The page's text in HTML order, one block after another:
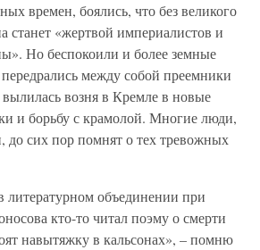
времен, боялись, что без великого
станет «жертвой империалистов и
Но беспокоили и более земные
между собой преемники
возня в Кремле в новые
и борьбу с крамолой. Многие люди,
до сих пор помнят о тех тревожных
литературном объединении при
кто-то читал поэму о смерти
навытяжку в кальсонах», – помню